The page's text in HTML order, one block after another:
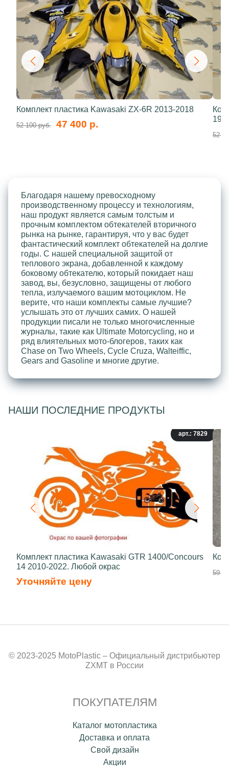
Комплект пластика Kawasaki ZX-6R 2013-2018
52 100 руб. 47 400 р.
52
Благодаря нашему превосходному
производственному процессу и технологиям,
наш продукт является самым толстым и
прочным комплектом обтекателей вторичного
рынка на рынке, гарантируя, что у вас будет
фантастический комплект обтекателей на долгие
годы. С нашей специальной защитой от
теплового экрана, добавленной к каждому
боковому обтекателю, который покидает наш
завод, вы, безусловно, защищены от любого
тепла, излучаемого вашим мотоциклом. Не
верите, что наши комплекты самые лучшие?
услышать это от лучших самих. О нашей
продукции писали не только многочисленные
журналы, такие как Ultimate Motorcycling, но и
ряд влиятельных мото-блогеров, таких как
Chase on Two Wheels, Cycle Cruza, Walteiffic,
Gears and Gasoline и многие другие.
НАШИ ПОСЛЕДНИЕ ПРОДУКТЫ
арт.: 7829
Комплект пластика Kawasaki GTR 1400/Concours
14 2010-2022. Любой окрас
Уточняйте цену
59
© 2023-2025 MotoPlastic – Официальный дистрибьютер
ZXMT в России
ПОКУПАТЕЛЯМ
Каталог мотопластика
Доставка и оплата
Свой дизайн
Акции